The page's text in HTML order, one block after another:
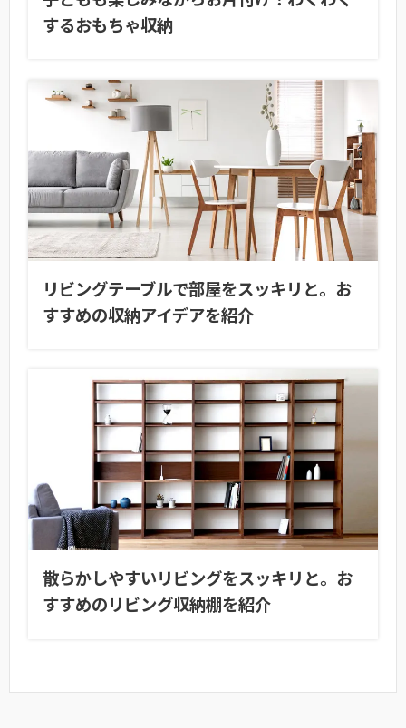
するおもちゃ収納
リビングテーブルで部屋をスッキリと。お
すすめの収納アイデアを紹介
散らかしやすいリビングをスッキリと。お
すすめのリビング収納棚を紹介